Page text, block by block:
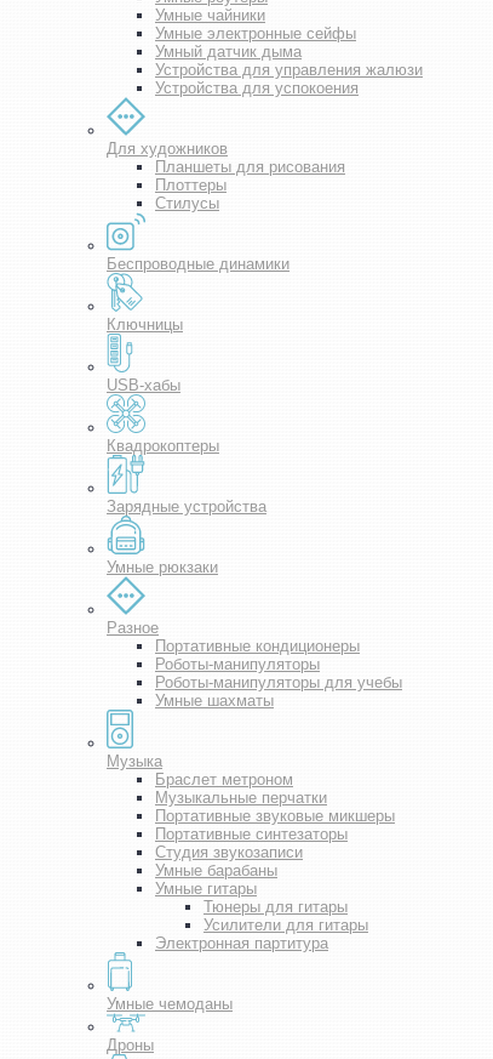
Умные чайники
Умные электронные сейфы
Умный датчик дыма
Устройства для управления жалюзи
Устройства для успокоения
Для художников
Планшеты для рисования
Плоттеры
Стилусы
Беспроводные динамики
Ключницы
USB-хабы
Квадрокоптеры
Зарядные устройства
Умные рюкзаки
Разное
Портативные кондиционеры
Роботы-манипуляторы
Роботы-манипуляторы для учебы
Умные шахматы
Музыка
Браслет метроном
Музыкальные перчатки
Портативные звуковые микшеры
Портативные синтезаторы
Студия звукозаписи
Умные барабаны
Умные гитары
Тюнеры для гитары
Усилители для гитары
Электронная партитура
Умные чемоданы
Дроны